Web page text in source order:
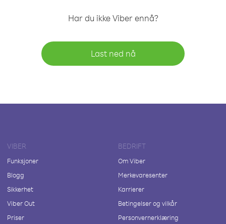
Har du ikke Viber ennå?
Last ned nå
VIBER
Funksjoner
Blogg
Sikkerhet
Viber Out
Priser
BEDRIFT
Om Viber
Merkevaresenter
Karrierer
Betingelser og vilkår
Personvernerklæring